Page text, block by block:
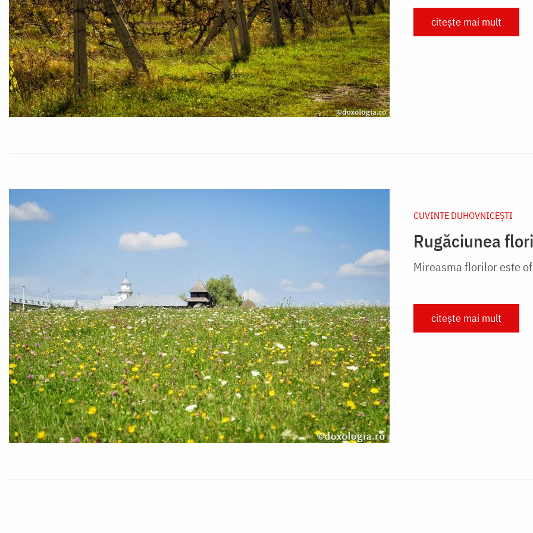
citește mai mult
CUVINTE DUHOVNICEȘTI
Rugăciunea
Mireasma florilor este
citește mai mult